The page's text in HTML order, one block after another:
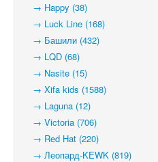
→ Happy (38)
→ Luck Line (168)
→ Башили (432)
→ LQD (68)
→ Nasite (15)
→ Xifa kids (1588)
→ Laguna (12)
→ Victoria (706)
→ Red Hat (220)
→ Леопард-KEWK (819)